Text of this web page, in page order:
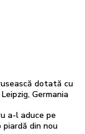
dotată cu
Germania
a-l aduce pe
din nou